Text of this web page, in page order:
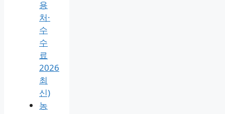
용
처·
수
수
료
2026
최
신)
농